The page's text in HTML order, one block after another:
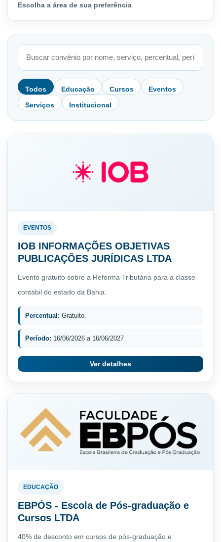
Escolha a área de sua preferência
Todos Educação Cursos
Eventos
Serviços
Institucional
EVENTOS
IOB INFORMAÇÕES OBJETIVAS
PUBLICAÇÕES JURÍDICAS LTDA
Evento gratuito sobre a Reforma Tributária para a classe
contábil do estado da Bahia.
Percentual: Gratuito.
Período: 16/06/2026 a 16/06/2027
Ver detalhes
EDUCAÇÃO
EBPÓS - Escola de Pós-graduação e
Cursos LTDA
40% de desconto em cursos de pós-graduação e